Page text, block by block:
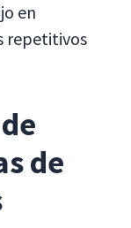
en
repetitivos
de